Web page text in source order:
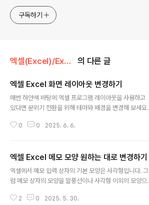
구독하기
엑셀(Excel)/Excel 의 다른 글
엑셀 Excel 화면 레이아웃 변경하기
매번 하얀색 바탕에 엑셀 프로그램 레이아웃을 사용하고
있다면 분위기 전환을 위해 테마와 배경을 변경해 보세요.
며 작업하기에는 충분합니다. 그리고 로그인 여부에 따라
테마와 배경색을 변경하기 위해서는 옵션 화면으로 가야
합니다. [파일] 탭 > [옵션] 메뉴를 선택합니다. ▼ 옵션 팝
업창에서 왼쪽에 있는 메뉴 중 [일반]을 선택합니다. 일반
그 안에 보시면 [Office 배경]과 [Office 테마] 옵션이 있
0 0 2025. 6. 6.
엑셀 Excel 메모 모양 원하는 대로 변경하기
엑셀에서 메모 입력 상자의 기본 모양은 사각형입니다. 그
럼 메모 상자의 모양을 말풍선이나 사각형 이외의 모양으
와 있는 리본 메뉴에는 그런 기능이 없습니다. 리본 사용자
2 0 2025. 5. 30.